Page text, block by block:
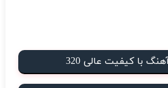
با کیفیت عالی 320